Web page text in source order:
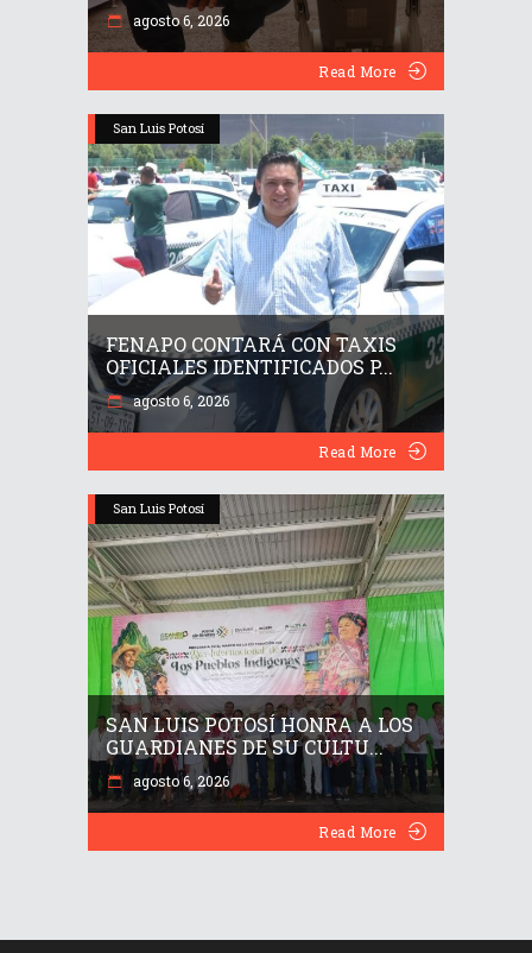
agosto 6, 2026
Read More
San Luis Potosí
FENAPO CONTARÁ CON TAXIS
OFICIALES IDENTIFICADOS P...
agosto 6, 2026
Read More
San Luis Potosí
SAN LUIS POTOSÍ HONRA A LOS
GUARDIANES DE SU CULTU...
agosto 6, 2026
Read More